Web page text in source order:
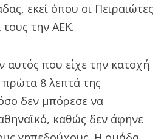
εκεί όπου οι Πειραιώτες
την ΑΕΚ.
που είχε την κατοχή
πρώτα 8 λεπτά της
δεν μπόρεσε να
καθώς δεν άφηνε